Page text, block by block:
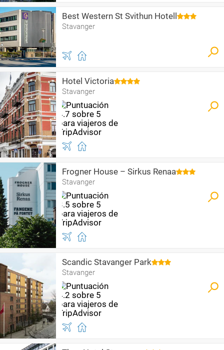
Best Western St Svithun Hotell
Stavanger
Hotel Victoria
Stavanger
Frogner House – Sirkus Renaa
Stavanger
Scandic Stavanger Park
Stavanger